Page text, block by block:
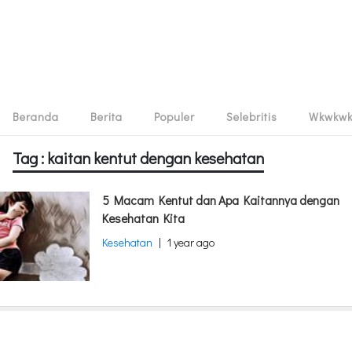
Beranda Berita Populer Selebritis Wkwkwk
Tag : kaitan kentut dengan kesehatan
5 Macam Kentut dan Apa Kaitannya dengan
Kesehatan Kita
Kesehatan | 1 year ago